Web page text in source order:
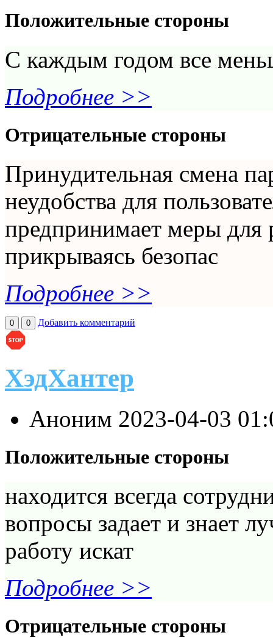
Положительные стороны
С каждым годом все
Подробнее >>
Отрицательные стороны
Принудительная смена
неудобства для
предпринимает меры
прикрываясь безопас
Подробнее >>
0 0 Добавить комментарий
ХэдХантер
Аноним 2023-04-03
Положительные стороны
находится всегда
вопросы задает и знает
работу искат
Подробнее >>
Отрицательные стороны